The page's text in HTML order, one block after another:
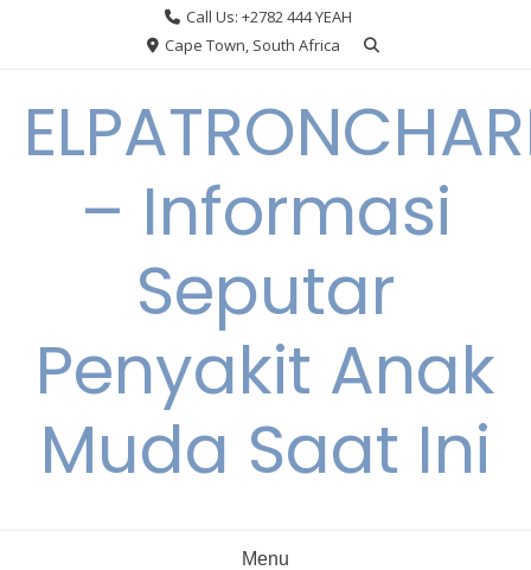
Call Us: +2782 444 YEAH
Cape Town, South Africa
– Informasi
Seputar
Penyakit Anak
Muda Saat Ini
Menu